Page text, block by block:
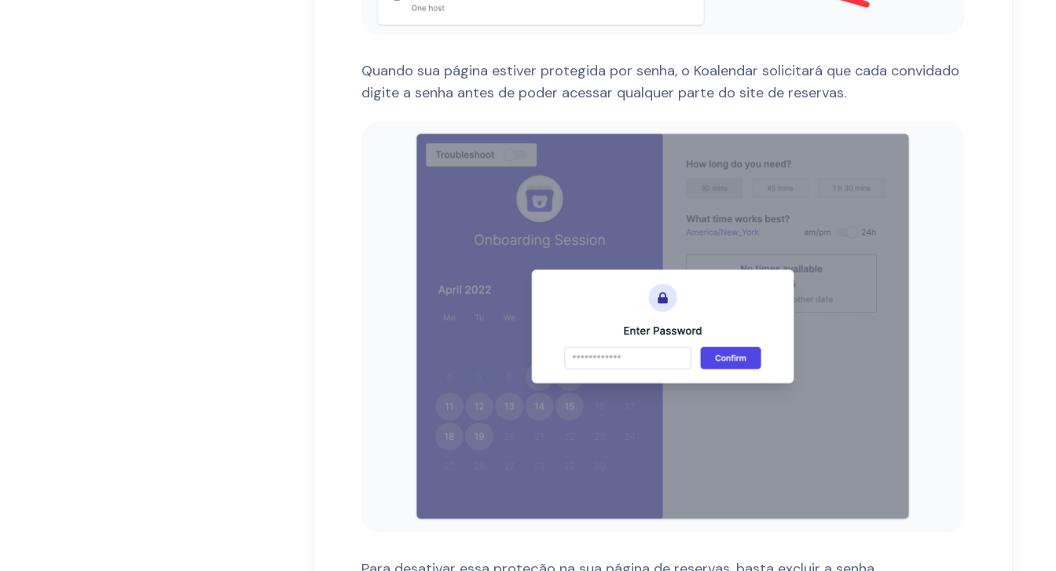
Quando sua página estiver protegida por senha, o Koalendar solicitará que cada convidado
digite a senha antes de poder acessar qualquer parte do site de reservas.